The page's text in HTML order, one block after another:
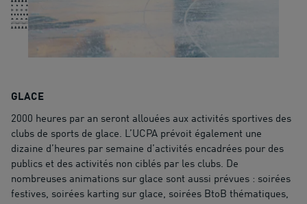
GLACE
2000 heures par an seront allouées aux activités sportives des
clubs de sports de glace. L’UCPA prévoit également une
dizaine d’heures par semaine d’activités encadrées pour des
publics et des activités non ciblés par les clubs. De
nombreuses animations sur glace sont aussi prévues : soirées
festives, soirées karting sur glace, soirées BtoB thématiques,